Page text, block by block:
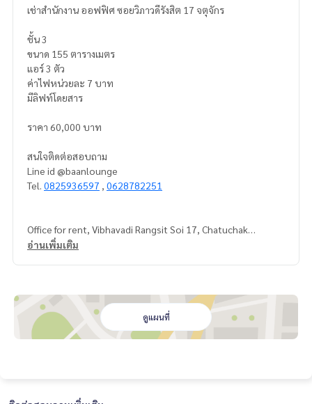
เช่าสำนักงาน ออฟฟิศ ซอยวิภาวดีรังสิต 17 จตุจักร
ชั้น 3
ขนาด 155 ตารางเมตร
แอร์ 3 ตัว
ค่าไฟหน่วยละ 7 บาท
มีลิฟท์โดยสาร
ราคา 60,000 บาท
สนใจติดต่อสอบถาม
Line id @baanlounge
Tel. 0825936597 0628782251
Office for rent, Vibhavadi Rangsit Soi 17, Chatuchak
Electricity 7 baht per unit
Passenger elevator
อ่านเพิ่มเติม
ดูแผนที่